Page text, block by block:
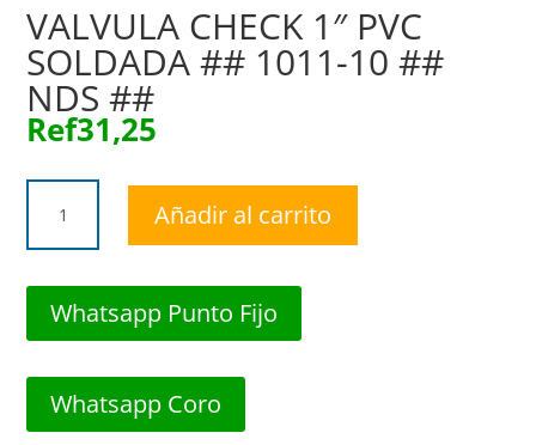
VALVULA CHECK 1″ PVC
SOLDADA ## 1011-10 ##
NDS ##
Ref31,25
CHECK
1"
SOLDADA
10
Añadir al carrito
Whatsapp Punto Fijo
Whatsapp Coro